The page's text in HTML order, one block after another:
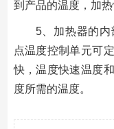
到产品的温度，加热
5、加热器的
点温度控制单元可
快，温度快速温度
度所需的温度。